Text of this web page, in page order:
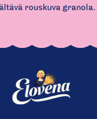
rouskuva granola.